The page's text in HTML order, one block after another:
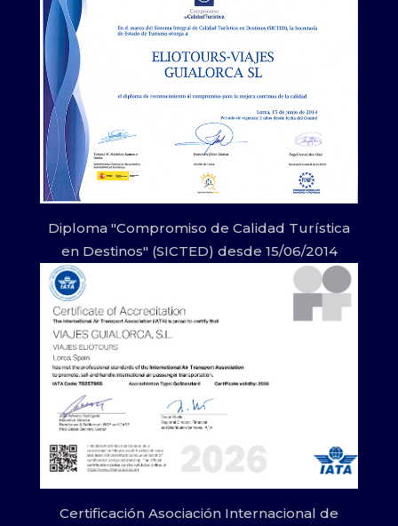
Diploma "Compromiso de Calidad Turística
en Destinos" (SICTED) desde 15/06/2014
Certificación Asociación Internacional de